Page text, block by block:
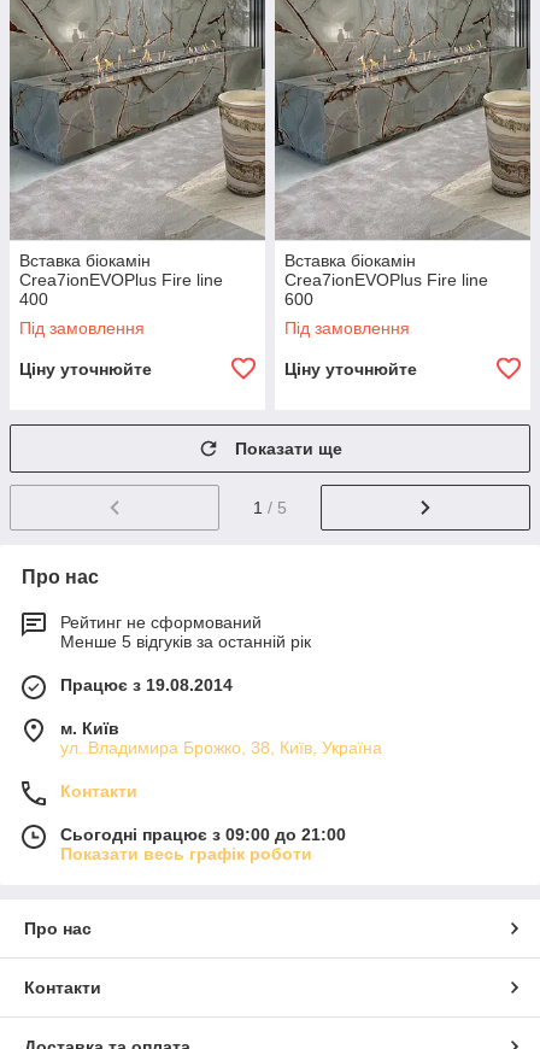
Вставка біокамін
Crea7ionEVOPlus Fire line
400
Під замовлення
Ціну уточнюйте
Вставка біокамін
Crea7ionEVOPlus Fire line
600
Під замовлення
Ціну уточнюйте
Показати ще
1 / 5
Про нас
Рейтинг не сформований
Менше 5 відгуків за останній рік
Працює з 19.08.2014
м. Київ
ул. Владимира Брожко, 38, Київ, Україна
Контакти
Сьогодні працює з 09:00 до 21:00
Показати весь графік роботи
Про нас
Контакти